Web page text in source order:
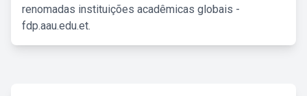
renomadas instituições acadêmicas globais -
fdp.aau.edu.et.